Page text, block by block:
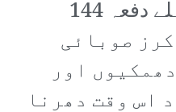
دھرنے سے 12 گھنٹے پہلے دفعہ 144
صوبائی
اور
اس وقت دھرنا